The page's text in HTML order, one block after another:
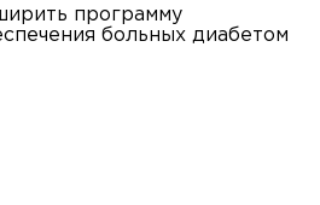
программу
больных диабетом